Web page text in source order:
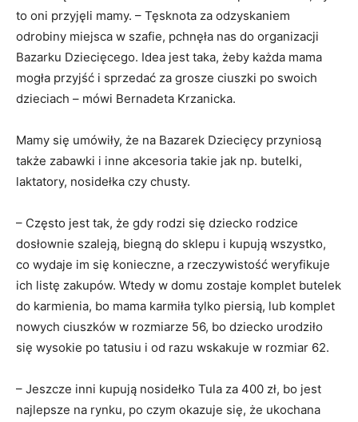
to oni przyjęli mamy. – Tęsknota za odzyskaniem
odrobiny miejsca w szafie, pchnęła nas do organizacji
Bazarku Dziecięcego. Idea jest taka, żeby każda mama
mogła przyjść i sprzedać za grosze ciuszki po swoich
dzieciach – mówi Bernadeta Krzanicka.
Mamy się umówiły, że na Bazarek Dziecięcy przyniosą
także zabawki i inne akcesoria takie jak np. butelki,
laktatory, nosidełka czy chusty.
– Często jest tak, że gdy rodzi się dziecko rodzice
dosłownie szaleją, biegną do sklepu i kupują wszystko,
co wydaje im się konieczne, a rzeczywistość weryfikuje
ich listę zakupów. Wtedy w domu zostaje komplet butelek
do karmienia, bo mama karmiła tylko piersią, lub komplet
nowych ciuszków w rozmiarze 56, bo dziecko urodziło
się wysokie po tatusiu i od razu wskakuje w rozmiar 62.
– Jeszcze inni kupują nosidełko Tula za 400 zł, bo jest
najlepsze na rynku, po czym okazuje się, że ukochana